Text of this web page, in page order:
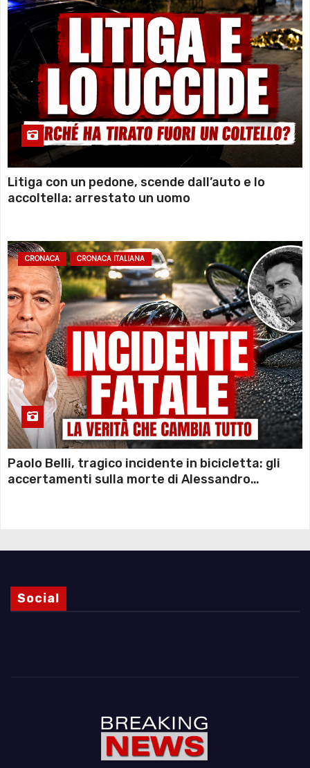
Litiga con un pedone, scende dall’auto e lo
accoltella: arrestato un uomo
CRONACA CRONACA ITALIANA
Paolo Belli, tragico incidente in bicicletta: gli
accertamenti sulla morte di Alessandro
Social